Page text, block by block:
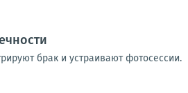
брак и устраивают фотосессии.